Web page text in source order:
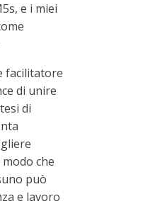
e i miei
facilitatore
di unire
di
che
può
e lavoro